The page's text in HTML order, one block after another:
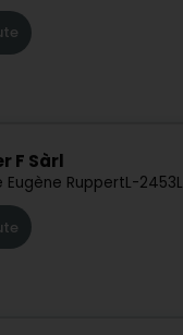
F Sàrl
Eugène RuppertL-2453